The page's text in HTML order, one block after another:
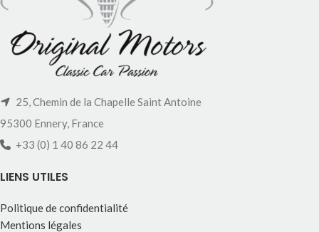
25, Chemin de la Chapelle Saint Antoine
95300 Ennery, France
+33 (0) 1 40 86 22 44
LIENS UTILES
Politique de confidentialité
Mentions légales